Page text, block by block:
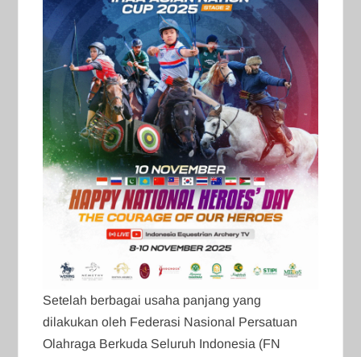
Setelah berbagai usaha panjang yang
dilakukan oleh Federasi Nasional Persatuan
Olahraga Berkuda Seluruh Indonesia (FN